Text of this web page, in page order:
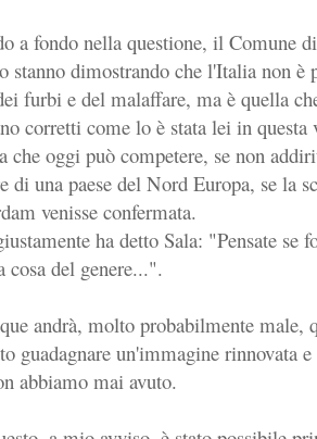
a fondo nella questione, il Comune
stanno dimostrando che l'Italia non è
furbi e del malaffare, ma è quella
corretti come lo è stata lei in questa
che oggi può competere, se non
di una paese del Nord Europa, se la
venisse confermata.
ha detto Sala: "Pensate se
cosa del genere...".
andrà, molto probabilmente male,
guadagnare un'immagine rinnovata
abbiamo mai avuto.